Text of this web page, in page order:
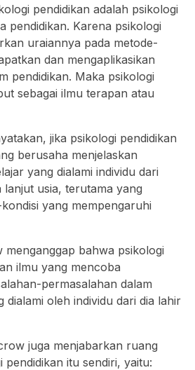
pendidikan adalah psikologi
pendidikan. Karena psikologi
uraiannya pada metode-
dan mengaplikasikan
pendidikan. Maka psikologi
sebagai ilmu terapan atau
jika psikologi pendidikan
berusaha menjelaskan
yang dialami individu dari
lanjut usia, terutama yang
yang mempengaruhi
bahwa psikologi
ilmu yang mencoba
permasalahan dalam
dialami oleh individu dari dia lahir
juga menjabarkan ruang
pendidikan itu sendiri, yaitu: